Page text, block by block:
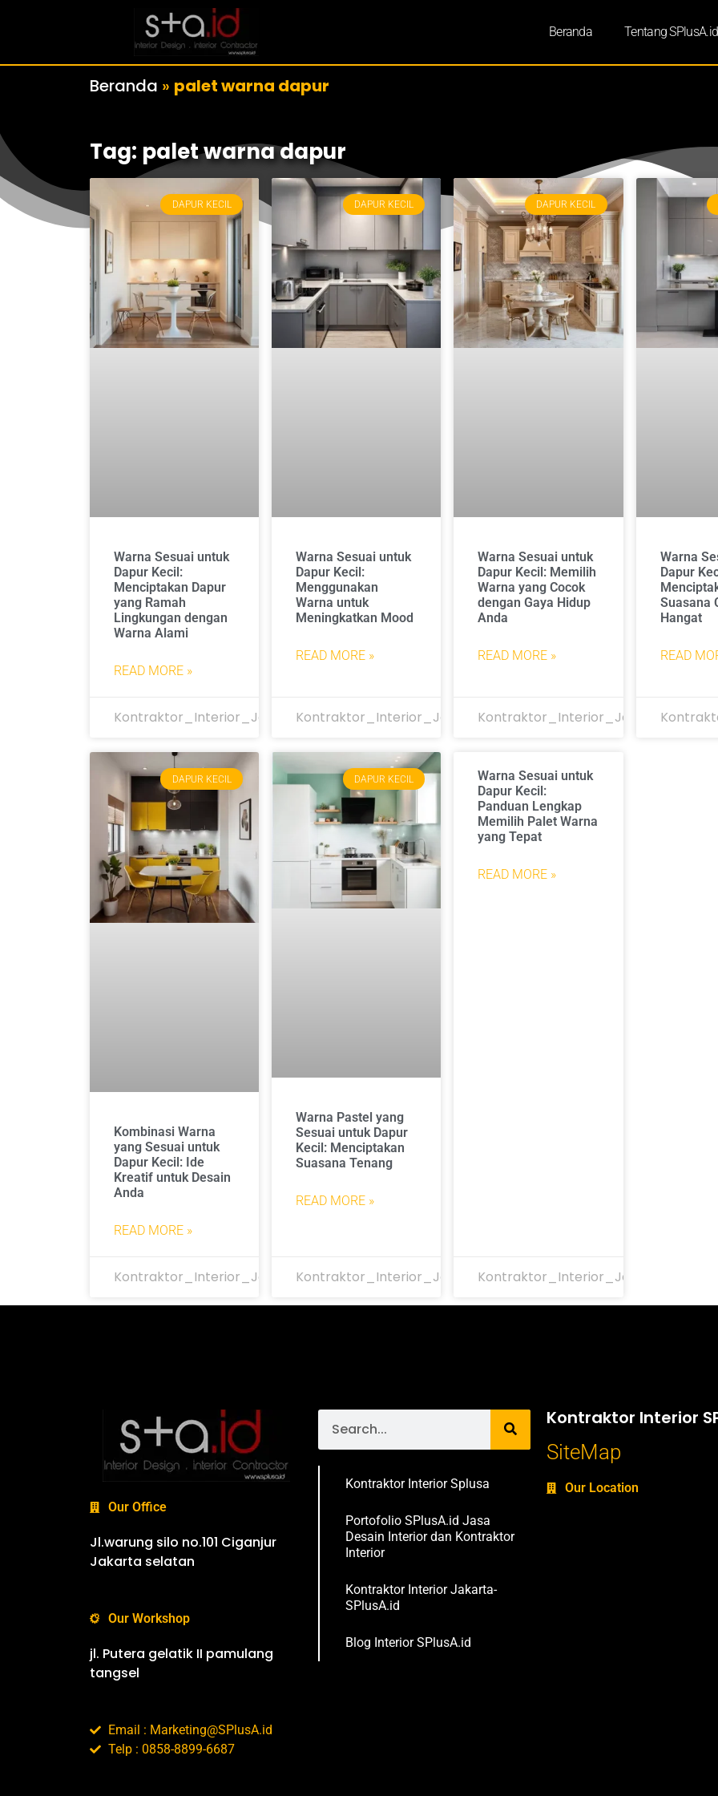
Beranda Tentang SPlusA.id
Beranda » palet warna dapur
Tag: palet warna dapur
DAPUR KECIL
Warna Sesuai untuk
Dapur Kecil:
Menciptakan Dapur
yang Ramah
Lingkungan dengan
Warna Alami
READ MORE »
Kontraktor_Interior_Jakarta
DAPUR KECIL
Warna Sesuai untuk
Dapur Kecil:
Menggunakan
Warna untuk
Meningkatkan Mood
READ MORE »
Kontraktor_Interior_Jakarta
DAPUR KECIL
Warna Sesuai untuk
Dapur Kecil: Memilih
Warna yang Cocok
dengan Gaya Hidup
Anda
READ MORE »
Kontraktor_Interior_Jakarta
Warna
Dapur
Suasana
Hangat
READ
DAPUR KECIL
Kombinasi Warna
yang Sesuai untuk
Dapur Kecil: Ide
Kreatif untuk Desain
Anda
READ MORE »
Kontraktor_Interior_Jakarta
DAPUR KECIL
Warna Pastel yang
Sesuai untuk Dapur
Kecil: Menciptakan
Suasana Tenang
READ MORE »
Kontraktor_Interior_Jakarta
Warna Sesuai untuk
Dapur Kecil:
Panduan Lengkap
Memilih Palet Warna
yang Tepat
READ MORE »
Kontraktor_Interior_Jakarta
Our Office
Jl.warung silo no.101 Ciganjur
Jakarta selatan
Our Workshop
jl. Putera gelatik II pamulang
tangsel
Email : Marketing@SPlusA.id
Telp : 0858-8899-6687
Kontraktor Interior Splusa
Portofolio SPlusA.id Jasa
Desain Interior dan Kontraktor
Interior
Kontraktor Interior Jakarta-
SPlusA.id
Blog Interior SPlusA.id
Kontraktor Interior
SiteMap
Our Location